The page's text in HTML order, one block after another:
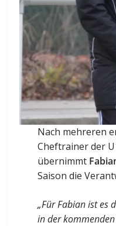
Nach mehreren
Cheftrainer der
übernimmt
Saison die
„Für Fabian ist es
in der